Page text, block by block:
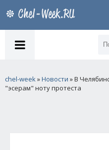
chel-week»Новости » В
"эсерам" ноту протеста